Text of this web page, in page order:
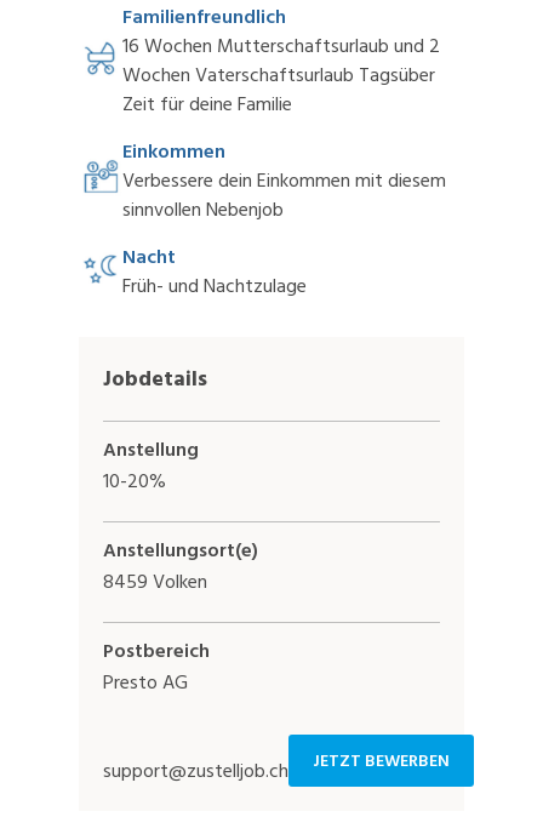
Familienfreundlich
16 Wochen Mutterschaftsurlaub und 2
Wochen Vaterschaftsurlaub Tagsüber
Zeit für deine Familie
Einkommen
Verbessere dein Einkommen mit diesem
sinnvollen Nebenjob
Nacht
Früh- und Nachtzulage
Jobdetails
Anstellung
10-20%
Anstellungsort(e)
8459 Volken
Postbereich
Presto AG
support@zustelljob.ch JETZT BEWERBEN